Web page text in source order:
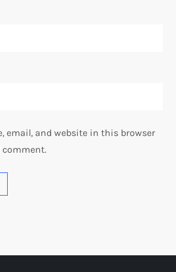
email, and website in this browser
comment.